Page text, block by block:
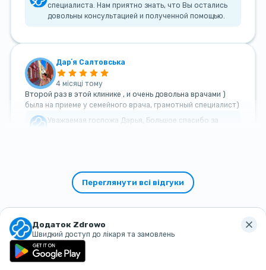
Додаток Zdrowo
Швидкий доступ до лікаря та замовлень
специалиста. Нам приятно знать, что Вы остались
довольны консультацией и полученной помощью.
Дарʼя Салтовська
4 місяці тому
Второй раз в этой клинике , и очень довольна врачами )
была на приеме у семейного врача, грамотный специалист)
Уважаемая госпожа Дарья, Большое спасибо за
Переглянути всі відгуки
Наші контакти